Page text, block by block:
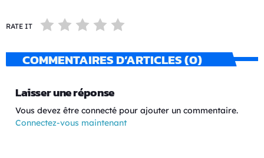
RATE IT
COMMENTAIRES D’ARTICLES (0)
Laisser une réponse
Vous devez être connecté pour ajouter un commentaire.
Connectez-vous maintenant